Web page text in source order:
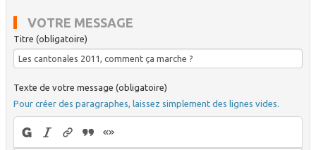
VOTRE MESSAGE
Titre (obligatoire)
Texte de votre message (obligatoire)
Pour créer des paragraphes, laissez simplement des lignes vides.